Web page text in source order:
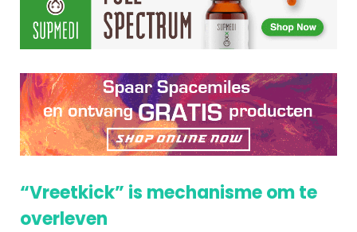
“Vreetkick” is mechanisme om te
overleven